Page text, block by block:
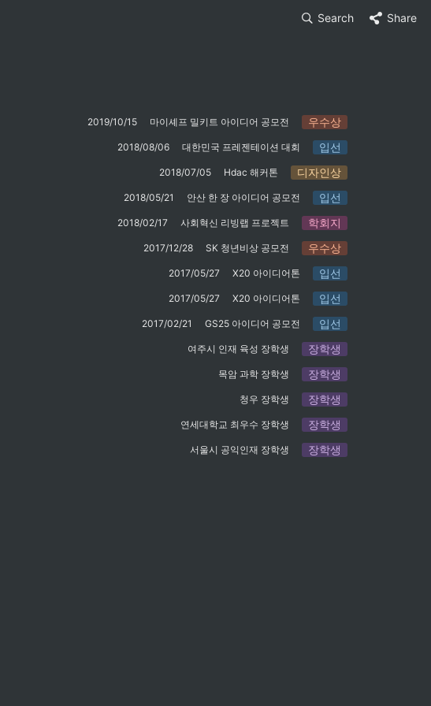
Search Share
2019/10/15 마이셰프 밀키트 아이디어 공모전 우수상
2018/08/06 대한민국 프레젠테이션 대회 입선
2018/07/05 Hdac 해커톤 디자인상
2018/05/21 안산 한 장 아이디어 공모전 입선
2018/02/17 사회혁신 리빙랩 프로젝트 학회지
2017/12/28 SK 청년비상 공모전 우수상
2017/05/27 X20 아이디어톤 입선
2017/05/27 X20 아이디어톤 입선
2017/02/21 GS25 아이디어 공모전 입선
여주시 인재 육성 장학생 장학생
목암 과학 장학생 장학생
청우 장학생 장학생
연세대학교 최우수 장학생 장학생
서울시 공익인재 장학생 장학생